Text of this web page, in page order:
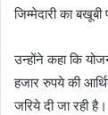
जिम्मेदारी का
उन्होंने कहा कि
हजार रुपये की
जरिये दी जा रही है।